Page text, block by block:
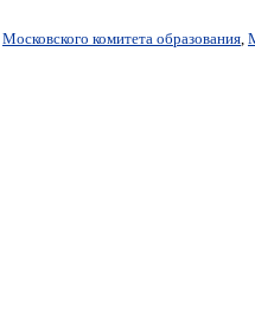
Московского комитета образования,